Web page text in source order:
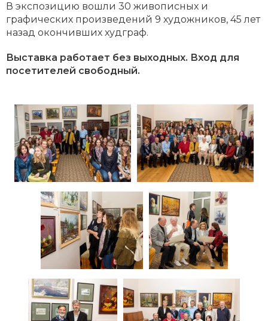
В экспозицию вошли 30 живописных и
графических произведений 9 художников, 45 лет
назад окончивших худграф.
Выставка работает без выходных. Вход для
посетителей свободный.